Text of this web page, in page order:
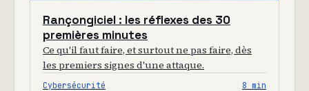
Rançongiciel : les réflexes des 30
premières minutes
Ce qu'il faut faire, et surtout ne pas faire, dès
les premiers signes d'une attaque.
Cybersécurité 8 min